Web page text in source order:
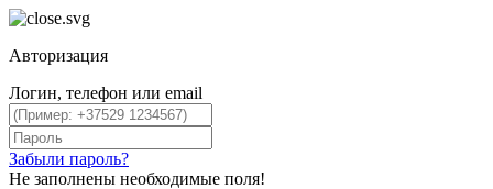
Авторизация
Логин, телефон или email
Забыли пароль?
Не заполнены необходимые поля!